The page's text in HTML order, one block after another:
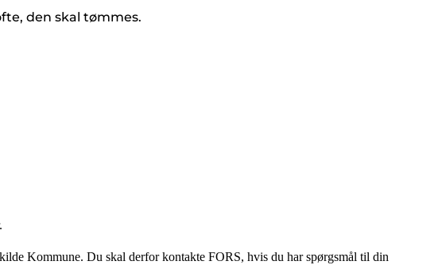
den skal tømmes.
Kommune. Du skal derfor kontakte FORS, hvis du har spørgsmål til din